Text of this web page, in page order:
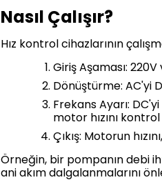
Nasıl Çalışır?
Hız kontrol cihazlarının
Giriş Aşaması:
Dönüştürme: AC'yi
Frekans Ayarı:
motor hızını
Çıkış: Motorun
Örneğin, bir pompanın debi
ani akım dalgalanmalarını